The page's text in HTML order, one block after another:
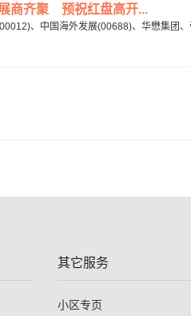
商齐聚 预祝红盘高开...
、中国海外发展(00688)、华懋集团
其它服务
小区专页